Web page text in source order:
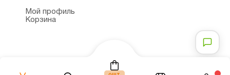
Магний
Мой профиль
Корзина